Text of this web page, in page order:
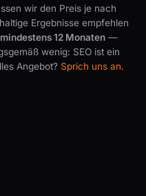
wir den Preis je nach
Ergebnisse empfehlen
mindestens 12 Monaten—
wenig: SEO ist ein
Angebot? Sprich uns an.